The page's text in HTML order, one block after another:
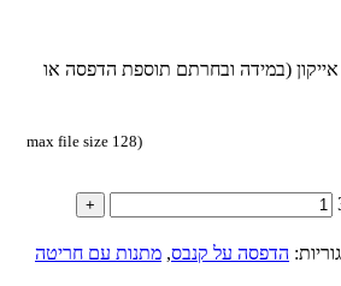
אייקון (במידה ובחרתם תוספת הדפסה או
(max file size 128
הדפסה על קנבס, מתנות עם חריטה